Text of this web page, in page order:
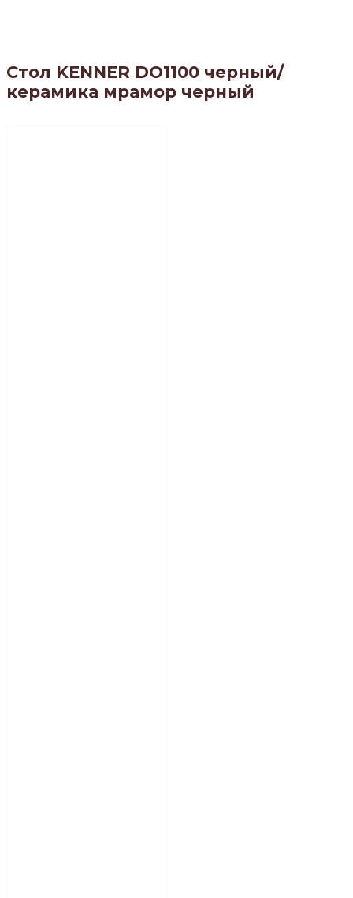
Стол KENNER DO1100 черный/
керамика мрамор черный